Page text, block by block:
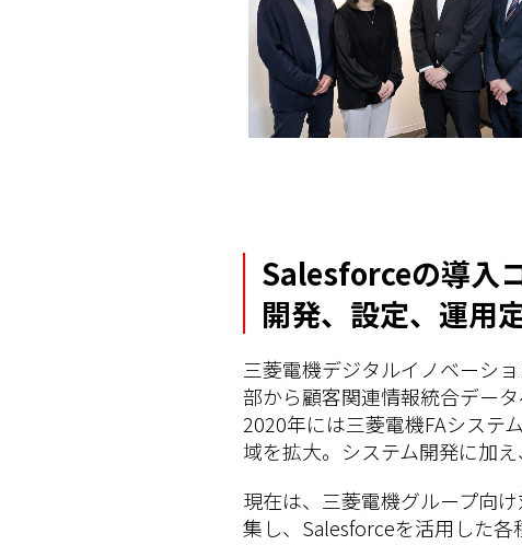
Salesforceの導入
開発、設定、運用
三菱電機デジタルイノベーシ
部から顧客関連情報統合デー
2020年には三菱電機FAシステ
域を拡大。システム開発に加
現在は、三菱電機グループ向
集し、Salesforceを活用した